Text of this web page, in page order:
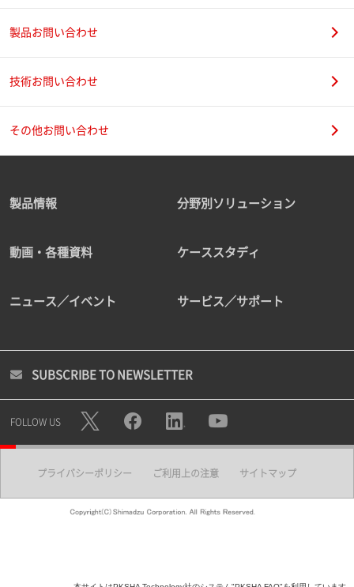
製品お問い合わせ
技術お問い合わせ
その他お問い合わせ
製品情報 分野別ソリューション
動画・各種資料 ケーススタディ
ニュース／イベント サービス／サポート
SUBSCRIBE TO NEWSLETTER
FOLLOW US
プライバシーポリシー ご利用上の注意 サイトマップ